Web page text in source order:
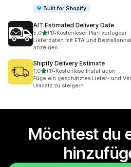
Built for Shopify
AIT Estimated Delivery Date
5,0von 5 Sternen
(1)
1 Rezensionen insgesamt
•Kostenloser Plan verfügbar
Lieferdaten mit ETA und
anzeigen
Shipify Delivery Estimate
1,0von 5 Sternen
(1)
1 Rezensionen insgesamt
•Kostenlose Installation
Füge ein geschätztes Liefer- und
Umsatz zu steigern
Möchtest du